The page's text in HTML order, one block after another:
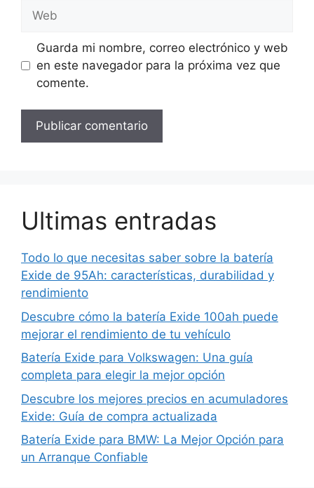
Guarda mi nombre, correo electrónico y web
en este navegador para la próxima vez que
comente.
Ultimas entradas
Todo lo que necesitas saber sobre la batería
Exide de 95Ah: características, durabilidad y
rendimiento
Descubre cómo la batería Exide 100ah puede
mejorar el rendimiento de tu vehículo
Batería Exide para Volkswagen: Una guía
completa para elegir la mejor opción
Descubre los mejores precios en acumuladores
Exide: Guía de compra actualizada
Batería Exide para BMW: La Mejor Opción para
un Arranque Confiable